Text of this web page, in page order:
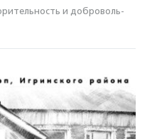
и доброволь­